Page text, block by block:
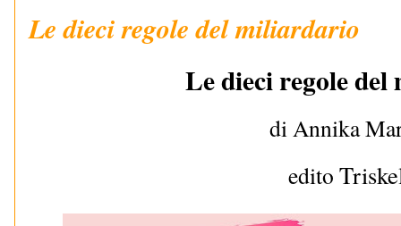
Le dieci regole del miliardario
Le dieci regole
diAnnika
edito